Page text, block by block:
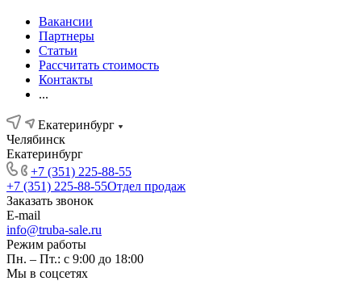
Вакансии
Партнеры
Статьи
Рассчитать стоимость
Контакты
...
Екатеринбург
Челябинск
Екатеринбург
+7 (351) 225-88-55
+7 (351) 225-88-55Отдел продаж
Заказать звонок
E-mail
info@truba-sale.ru
Режим работы
Пн. – Пт.: с 9:00 до 18:00
Мы в соцсетях